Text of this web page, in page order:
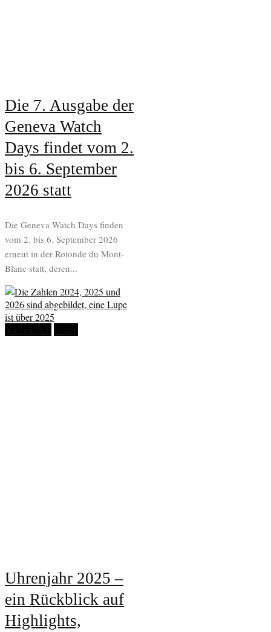
Die 7. Ausgabe der
Geneva Watch
Days findet vom 2.
bis 6. September
2026 statt
Die Geneva Watch Days finden
vom 2. bis 6. September 2026
erneut in der Rotonde du Mont-
Blanc statt, deren...
Uhrenjahr 2025 –
ein Rückblick auf
Highlights,